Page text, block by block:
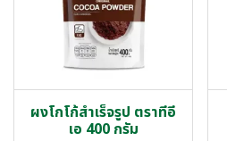
ผงโกโก้สำเร็จรูป ตราทีอี
เอ 400 กรัม